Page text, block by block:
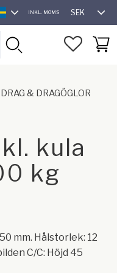
INKL. MOMS SEK
DRAG & DRAGÖGLOR
kula
kg
mm. Hålstorlek: 12
C/C: Höjd 45